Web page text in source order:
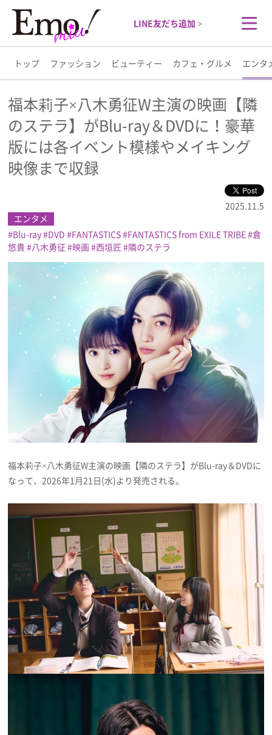
LINE友だち追加 >
トップ ファッション ビューティー カフェ・グルメ エンタ
トップ
ファッション
ビューティー
エンタメ
ライフスタイル
プレゼント
インタビュー
フィルム
Emoメン
ランキング
Emo!miuとは？
免責事項
プライバシーポリシー
利用規約
お問い合わせ
福本莉子×八木勇征W主演の映画【隣
のステラ】がBlu-ray＆DVDに！豪華
版には各イベント模様やメイキング
映像まで収録
2025.11.5
エンタメ
Blu-ray DVD FANTASTICS FANTASTICS from EXILE TRIBE 倉
悠貴
八木勇征 映画 西垣匠 隣のステラ
福本莉子×八木勇征W主演の映画【隣のステラ】がBlu-ray＆DVDに
なって、2026年1月21日(水)より発売される。